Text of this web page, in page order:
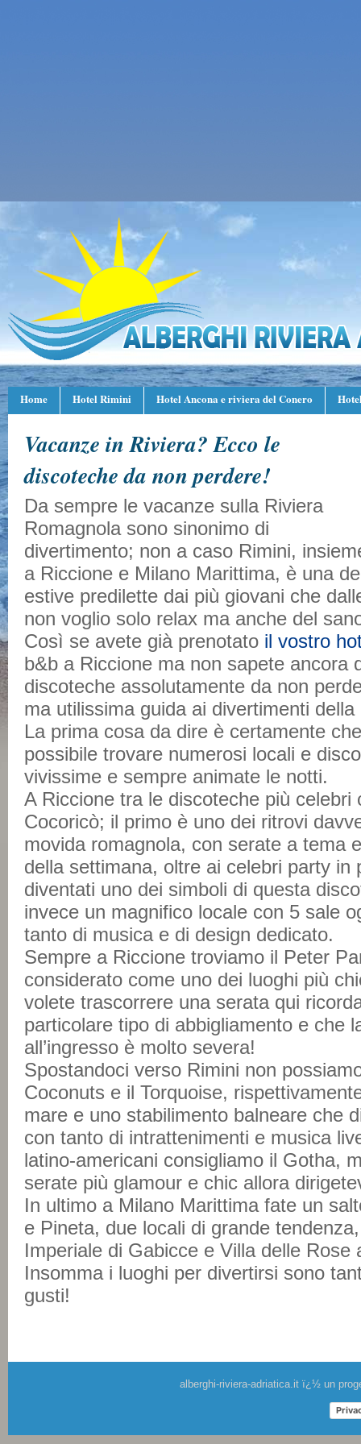
Home Hotel Rimini Hotel Ancona e riviera del Conero
Vacanze in Riviera? Ecco le
discoteche da non perdere!
Da sempre le vacanze sulla Riviera
Romagnola sono sinonimo di
divertimento; non a caso Rimini,
a Riccione e Milano Marittima, è una
estive predilette dai più giovani che
non voglio solo relax ma anche del
Così se avete già prenotato il vostro
b&b a Riccione ma non sapete ancora
discoteche assolutamente da non
ma utilissima guida ai divertimenti della
La prima cosa da dire è certamente
possibile trovare numerosi locali e
vivissime e sempre animate le notti.
A Riccione tra le discoteche più celebri
Cocoricò; il primo è uno dei ritrovi
movida romagnola, con serate a tema
della settimana, oltre ai celebri party in
diventati uno dei simboli di questa
invece un magnifico locale con 5 sale
tanto di musica e di design dedicato.
Sempre a Riccione troviamo il Peter
considerato come uno dei luoghi più
volete trascorrere una serata qui
particolare tipo di abbigliamento e che
all’ingresso è molto severa!
Spostandoci verso Rimini non
Coconuts e il Torquoise,
mare e uno stabilimento balneare che
con tanto di intrattenimenti e musica
latino-americani consigliamo il Gotha,
serate più glamour e chic allora
In ultimo a Milano Marittima fate un
e Pineta, due locali di grande
Imperiale di Gabicce e Villa delle Rose
Insomma i luoghi per divertirsi sono
gusti!
alberghi-riviera-adriatica.it ï¿½ un